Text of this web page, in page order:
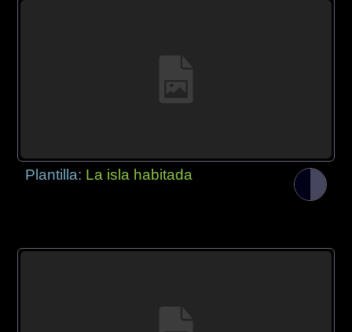
Plantilla: La isla habitada